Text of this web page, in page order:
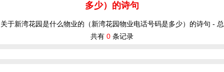
多少）的诗句
关于新湾花园是什么物业的（新湾花园物业电话号码是多少）的诗句 - 总
共有 0 条记录